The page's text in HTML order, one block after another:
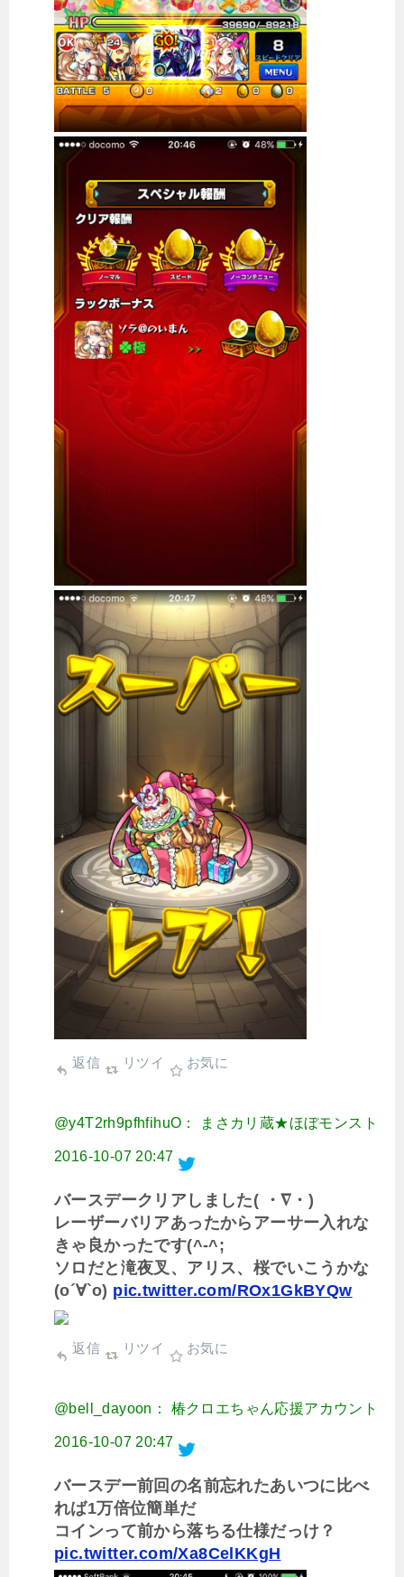
返信 リツイ お気に
@y4T2rh9pfhfihuO： まさカリ蔵★ほぼモンスト
2016-10-07 20:47
バースデークリアしました( ・∇・)
レーザーバリアあったからアーサー入れな
きゃ良かったです(^-^;
ソロだと滝夜叉、アリス、桜でいこうかな
(о´∀`о) pic.twitter.com/ROx1GkBYQw
返信 リツイ お気に
@bell_dayoon： 椿クロエちゃん応援アカウント
2016-10-07 20:47
バースデー前回の名前忘れたあいつに比べ
れば1万倍位簡単だ
コインって前から落ちる仕様だっけ？
pic.twitter.com/Xa8CelKKgH